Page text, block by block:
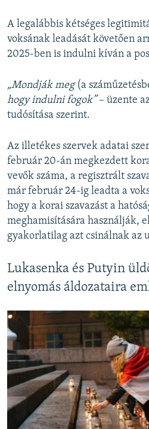
A legalábbis kétséges
voksának leadását követően
2025-ben is indulni kíván a
„Mondják meg (a
hogy indulni fogok”– üzente
tudósítása szerint.
Az illetékes szervek adatai
február 20-án megkezdett
vevők száma, a regisztrált
már február 24-ig leadta a
hogy a korai szavazást a
meghamisítására használják,
gyakorlatilag azt csinálnak az
Lukasenka és Putyin
elnyomás áldozataira